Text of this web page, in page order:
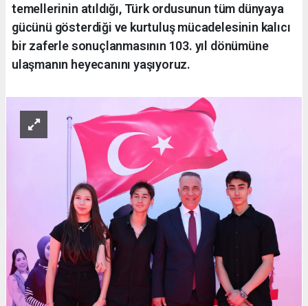
temellerinin atıldığı, Türk ordusunun tüm dünyaya
gücünü gösterdiği ve kurtuluş mücadelesinin kalıcı
bir zaferle sonuçlanmasının 103. yıl dönümüne
ulaşmanın heyecanını yaşıyoruz.